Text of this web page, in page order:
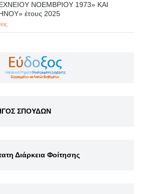
ΝΟΕΜΒΡΙΟΥ 1973» ΚΑΙ
έτους 2025
ΣΠΟΥΔΩΝ
Διάρκεια Φοίτησης